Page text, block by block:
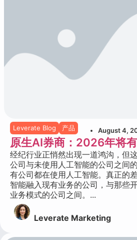
Leverate Blog 产品 August 4,
原生AI券商：2026年将
经纪行业正悄然出现一道鸿沟，但
公司与未使用人工智能的公司之间
有公司都在使用人工智能。真正的
智能融入现有业务的公司，与那些
业务模式的公司之间。...
Leverate Marketing